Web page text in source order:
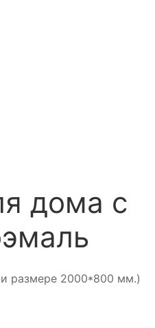
дома с
размере 2000*800 мм.)